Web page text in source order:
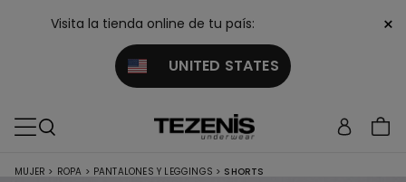
Visita la tienda online de tu país:
UNITED STATES
×
MUJER > ROPA > PANTALONES Y LEGGINGS > SHORTS